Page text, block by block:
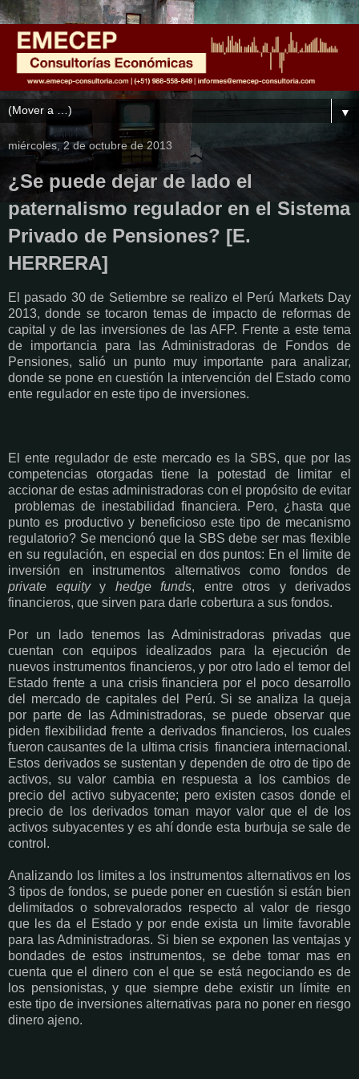
▼
miércoles, 2 de octubre de 2013
¿Se puede dejar de lado el
paternalismo regulador en el Sistema
Privado de Pensiones? [E.
HERRERA]
El pasado 30 de Setiembre se realizo el Perú Markets Day
2013, donde se tocaron temas de impacto de reformas de
capital y de las inversiones de las AFP. Frente a este tema
de importancia para las Administradoras de Fondos de
Pensiones, salió un punto muy importante para analizar,
donde se pone en cuestión la intervención del Estado como
ente regulador en este tipo de inversiones.
El ente regulador de este mercado es la SBS, que por las
competencias otorgadas tiene la potestad de limitar el
accionar de estas administradoras con el propósito de evitar
problemas de inestabilidad financiera. Pero, ¿hasta que
punto es productivo y beneficioso este tipo de mecanismo
regulatorio? Se mencionó que la SBS debe ser mas flexible
en su regulación, en especial en dos puntos: En el limite de
inversión en instrumentos alternativos como fondos de
private equityy hedge funds, entre otros y derivados
financieros, que sirven para darle cobertura a sus fondos.
Por un lado tenemos las Administradoras privadas que
cuentan con equipos idealizados para la ejecución de
nuevos instrumentos financieros, y por otro lado el temor del
Estado frente a una crisis financiera por el poco desarrollo
del mercado de capitales del Perú. Si se analiza la queja
por parte de las Administradoras, se puede observar que
piden flexibilidad frente a derivados financieros, los cuales
fueron causantes de la ultima crisis financiera internacional.
Estos derivados se sustentan y dependen de otro de tipo de
activos, su valor cambia en respuesta a los cambios de
precio del activo subyacente; pero existen casos donde el
precio de los derivados toman mayor valor que el de los
activos subyacentes y es ahí donde esta burbuja se sale de
control.
Analizando los limites a los instrumentos alternativos en los
3 tipos de fondos, se puede poner en cuestión si están bien
delimitados o sobrevalorados respecto al valor de riesgo
que les da el Estado y por ende exista un limite favorable
para las Administradoras. Si bien se exponen las ventajas y
bondades de estos instrumentos, se debe tomar mas en
cuenta que el dinero con el que se está negociando es de
los pensionistas, y que siempre debe existir un límite en
este tipo de inversiones alternativas para no poner en riesgo
dinero ajeno.